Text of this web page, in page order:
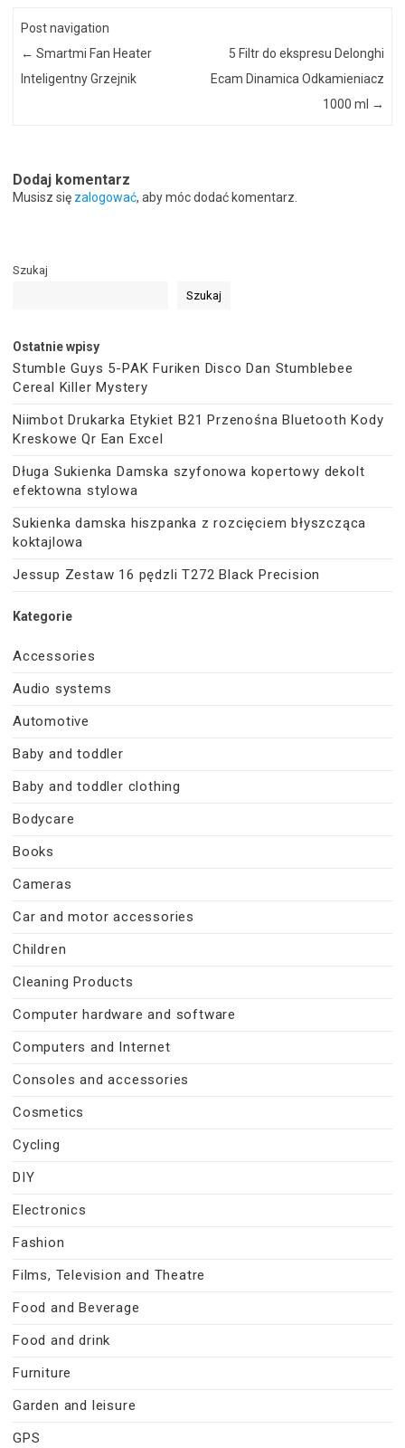
Post navigation
← Smartmi Fan Heater
Inteligentny Grzejnik
5 Filtr do ekspresu Delonghi
Ecam Dinamica Odkamieniacz
1000 ml →
Dodaj komentarz
Musisz się zalogować, aby móc dodać komentarz.
Szukaj
Szukaj
Ostatnie wpisy
Stumble Guys 5-PAK Furiken Disco Dan Stumblebee
Cereal Killer Mystery
Niimbot Drukarka Etykiet B21 Przenośna Bluetooth Kody
Kreskowe Qr Ean Excel
Długa Sukienka Damska szyfonowa kopertowy dekolt
efektowna stylowa
Sukienka damska hiszpanka z rozcięciem błyszcząca
koktajlowa
Jessup Zestaw 16 pędzli T272 Black Precision
Kategorie
Accessories
Audio systems
Automotive
Baby and toddler
Baby and toddler clothing
Bodycare
Books
Cameras
Car and motor accessories
Children
Cleaning Products
Computer hardware and software
Computers and Internet
Consoles and accessories
Cosmetics
Cycling
DIY
Electronics
Fashion
Films, Television and Theatre
Food and Beverage
Food and drink
Furniture
Garden and leisure
GPS